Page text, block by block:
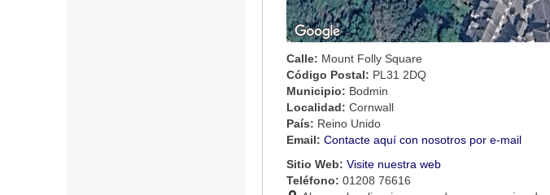
Calle: Mount Folly Square
Código Postal: PL31 2DQ
Municipio: Bodmin
Localidad: Cornwall
País: Reino Unido
Email: Contacte aquí con nosotros por e-mail
Sitio Web: Visite nuestra web
Teléfono: 01208 76616